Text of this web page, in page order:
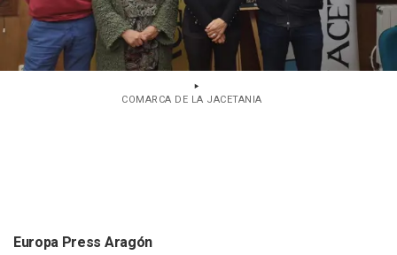
COMARCA DE LA JACETANIA
Europa Press Aragón